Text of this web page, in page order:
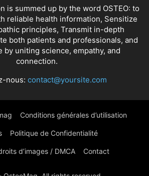
is summed up by the word OSTEO: to
reliable health information, Sensitize
principles, Transmit in-depth
both patients and professionals, and
by uniting science, empathy, and
connection.
nous: contact@yoursite.com
Conditions générales d’utilisation
Politique de Confidentialité
d’images / DMCA Contact